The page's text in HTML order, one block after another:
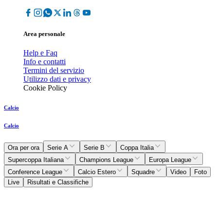
Area personale
Help e Faq
Info e contatti
Termini del servizio
Utilizzo dati e privacy
Cookie Policy
Calcio
Calcio
Ora per ora Serie A Serie B
Coppa Italia
Supercoppa Italiana
Champions League
Europa League
Conference League
Calcio Estero Squadre Video
Foto
Live
Risultati e Classifiche